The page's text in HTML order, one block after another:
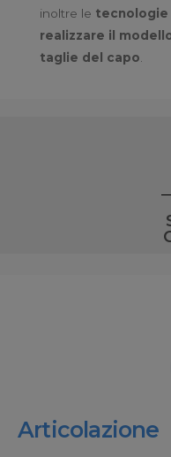
inoltre le tecnologie
realizzare il
taglie del capo.
Articolazione